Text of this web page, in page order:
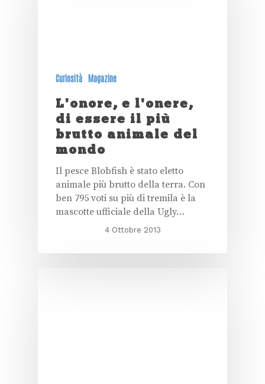
Curiosità Magazine
L'onore, e l'onere,
di essere il più
brutto animale del
mondo
Il pesce Blobfish è stato eletto
animale più brutto della terra. Con
ben 795 voti su più di tremila è la
mascotte ufficiale della Ugly…
4 Ottobre 2013